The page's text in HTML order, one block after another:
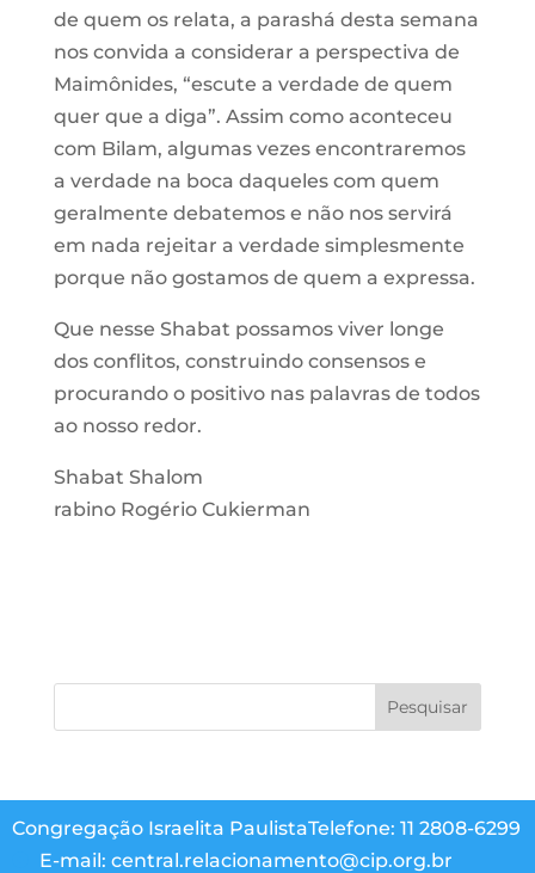
de quem os relata, a parashá desta semana
nos convida a considerar a perspectiva de
Maimônides, “escute a verdade de quem
quer que a diga”. Assim como aconteceu
com Bilam, algumas vezes encontraremos
a verdade na boca daqueles com quem
geralmente debatemos e não nos servirá
em nada rejeitar a verdade simplesmente
porque não gostamos de quem a expressa.
Que nesse Shabat possamos viver longe
dos conflitos, construindo consensos e
procurando o positivo nas palavras de todos
ao nosso redor.
Shabat Shalom
rabino Rogério Cukierman
Congregação Israelita PaulistaTelefone: 11 2808-6299
E-mail: central.relacionamento@cip.org.br